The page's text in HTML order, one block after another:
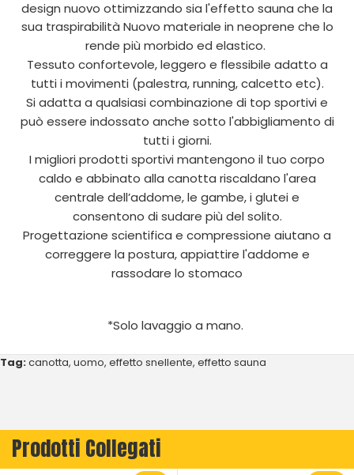
design nuovo ottimizzando sia l'effetto sauna che la
sua traspirabilità Nuovo materiale in neoprene che lo
rende più morbido ed elastico.
Tessuto confortevole, leggero e flessibile adatto a
tutti i movimenti (palestra, running, calcetto etc).
Si adatta a qualsiasi combinazione di top sportivi e
può essere indossato anche sotto l'abbigliamento di
tutti i giorni.
I migliori prodotti sportivi mantengono il tuo corpo
caldo e abbinato alla canotta riscaldano l'area
centrale dell’addome, le gambe, i glutei e
consentono di sudare più del solito.
Progettazione scientifica e compressione aiutano a
correggere la postura, appiattire l'addome e
rassodare lo stomaco
*Solo lavaggio a mano.
Tag:canotta, uomo, effetto snellente, effetto sauna
Prodotti Collegati